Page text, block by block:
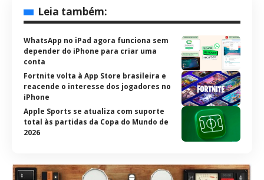
Leia também:
WhatsApp no iPad agora funciona sem
depender do iPhone para criar uma
conta
Fortnite volta à App Store brasileira e
reacende o interesse dos jogadores no
iPhone
Apple Sports se atualiza com suporte
total às partidas da Copa do Mundo de
2026